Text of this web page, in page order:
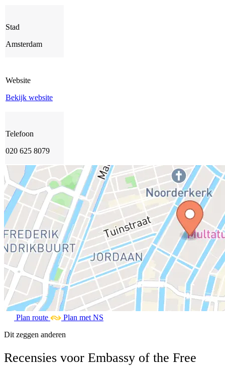
Stad
Amsterdam
Website
Bekijk website
Telefoon
020 625 8079
Plan route
Plan met NS
Dit zeggen anderen
Recensies voor Embassy of the Free